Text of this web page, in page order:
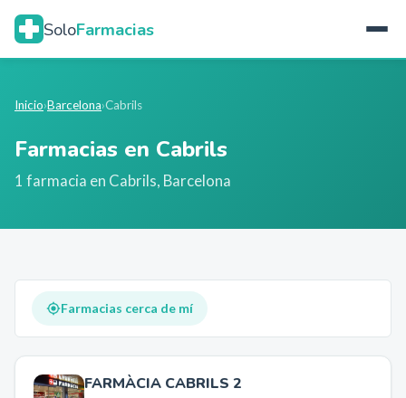
SoloFarmacias
Inicio›Barcelona›Cabrils
Farmacias en Cabrils
1 farmacia en Cabrils, Barcelona
Farmacias cerca de mí
FARMÀCIA CABRILS 2